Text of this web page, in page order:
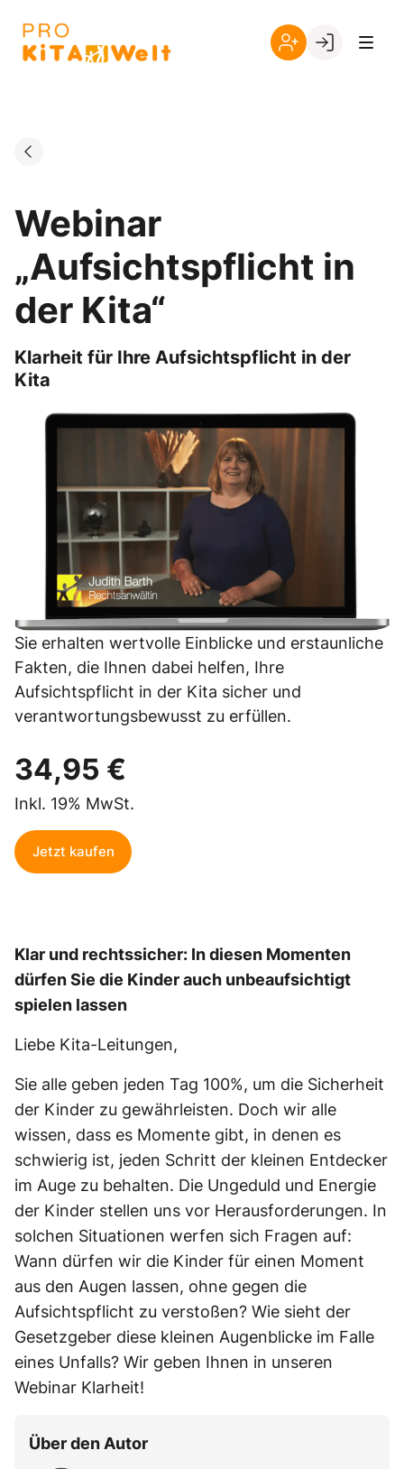
content
Go to landing page.
Webinar
„Aufsichtspflicht in
der Kita“
Klarheit für Ihre Aufsichtspflicht in der
Kita
Sie erhalten wertvolle Einblicke und erstaunliche
Fakten, die Ihnen dabei helfen, Ihre
Aufsichtspflicht in der Kita sicher und
verantwortungsbewusst zu erfüllen.
34,95 €
Inkl. 19% MwSt.
Jetzt kaufen
Klar und rechtssicher: In diesen Momenten
dürfen Sie die Kinder auch unbeaufsichtigt
spielen lassen
Liebe Kita-Leitungen,
Sie alle geben jeden Tag 100%, um die Sicherheit
der Kinder zu gewährleisten. Doch wir alle
wissen, dass es Momente gibt, in denen es
schwierig ist, jeden Schritt der kleinen Entdecker
im Auge zu behalten. Die Ungeduld und Energie
der Kinder stellen uns vor Herausforderungen. In
solchen Situationen werfen sich Fragen auf:
Wann dürfen wir die Kinder für einen Moment
aus den Augen lassen, ohne gegen die
Aufsichtspflicht zu verstoßen? Wie sieht der
Gesetzgeber diese kleinen Augenblicke im Falle
eines Unfalls? Wir geben Ihnen in unseren
Webinar Klarheit!
Über den Autor